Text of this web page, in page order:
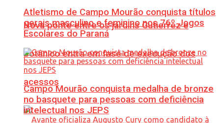
Nova ponte entre os jardins Gutierrez e
Botânico entra em fase de execução dos
acessos
Atletismo de Campo Mourão conquista títulos
gerais masculino e feminino nos 76º Jogos
Escolares do Paraná
Campo Mourão conquista medalha de bronze
no basquete para pessoas com deficiência
intelectual nos JEPS